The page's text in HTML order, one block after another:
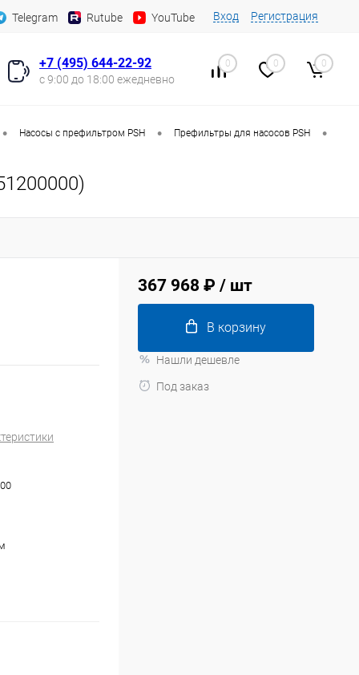
Telegram Rutube YouTube Вход Регистрация
+7 (495) 644-22-92
с 9:00 до 18:00 ежедневно
0 0 0
• Насосы с префильтром PSH • Префильтры для насосов PSH •
367 968 ₽ / шт
В корзину
Нашли дешевле
Под заказ